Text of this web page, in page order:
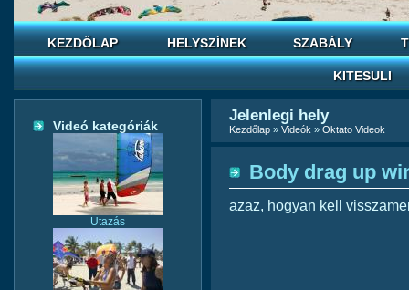
KEZDŐLAP HELYSZÍNEK SZABÁLY
KITESULI
Videó kategóriák
Utazás
Jelenlegi hely
Kezdőlap » Videók » Oktato Videok
Body drag up
azaz, hogyan kell